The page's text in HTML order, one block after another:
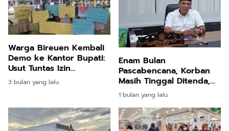
Warga Bireuen Kembali
Demo ke Kantor Bupati:
Usut Tuntas Izin
Perkebunan Sawit
3 bulan yang lalu
Enam Bulan
Pascabencana, Korban
Masih Tinggal Ditenda,
Surya Dharma
Pertanyakan Keseriusan
Bupati Bireuen
1 bulan yang lalu